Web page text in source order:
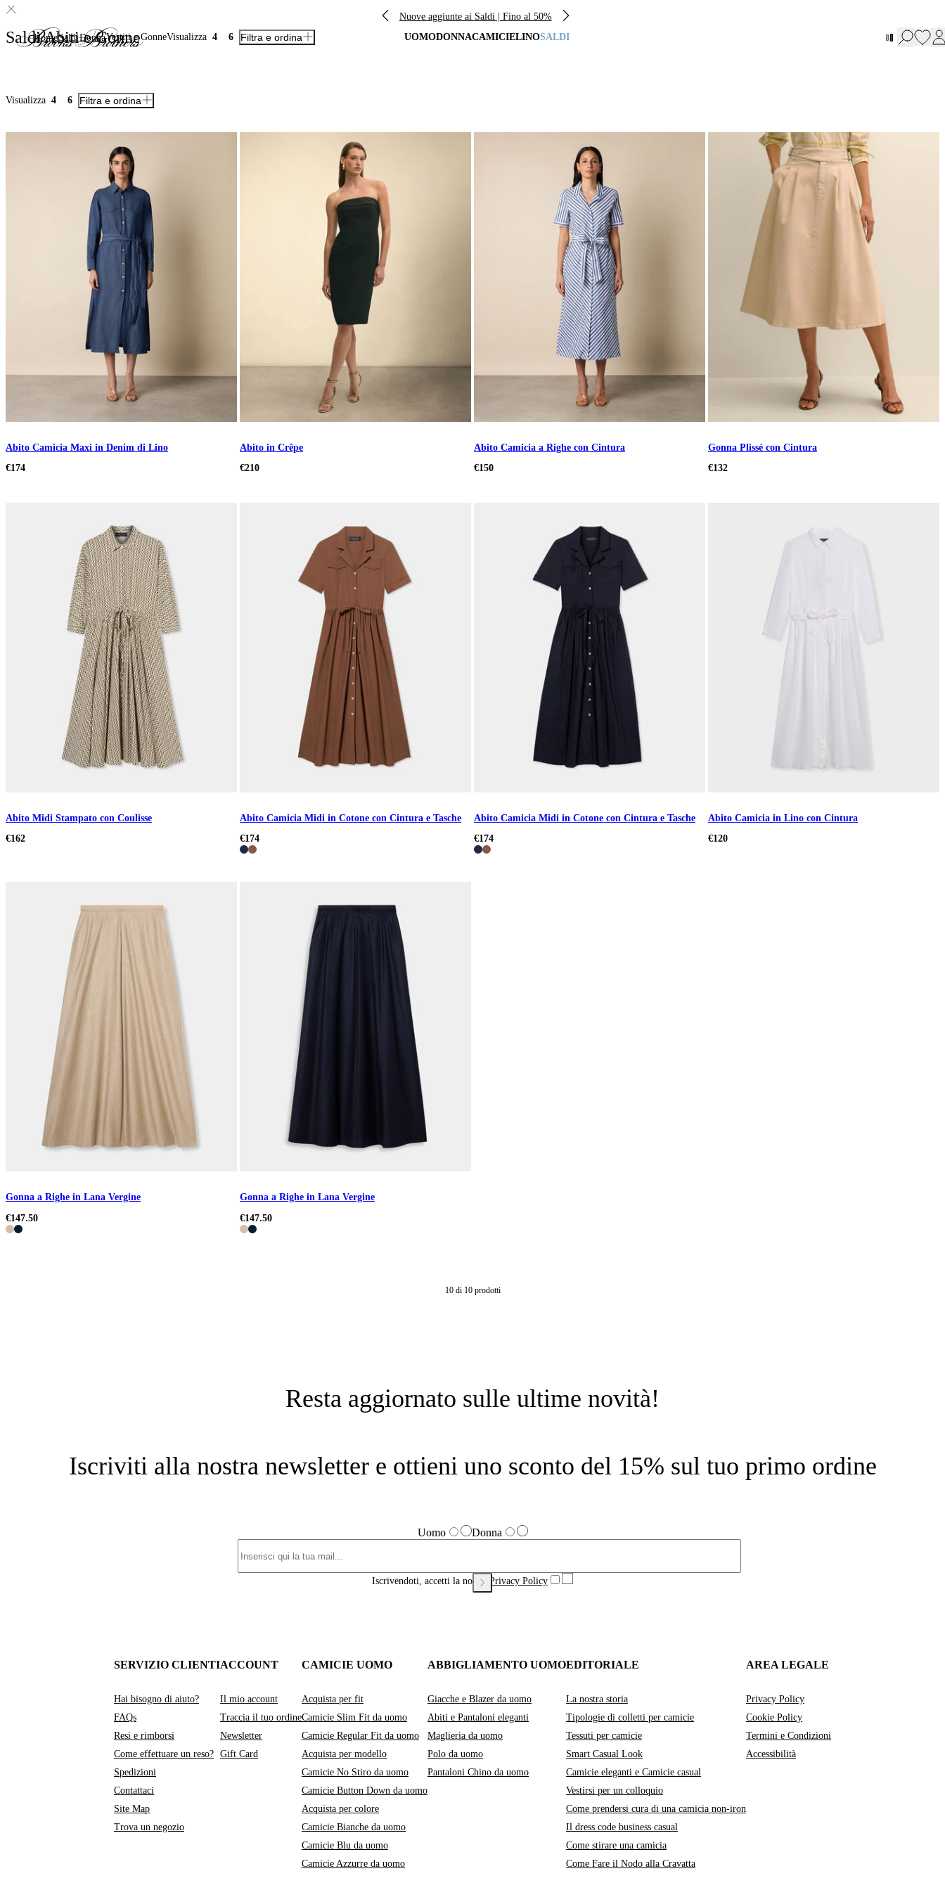
Nuove aggiunte ai Saldi | Fino al 50%
UOMODONNACAMICIELINOSALDI
HomeSaldiDonnaVestiti e GonneVisualizza 4 6 Filtra e ordina
Saldi Abiti e Gonne
Visualizza 4 6 Filtra e ordina
Abito Camicia Maxi in Denim di Lino
€174
Abito in Crêpe
€210
Abito Camicia a Righe con Cintura
€150
Gonna Plissé con Cintura
€132
Abito Midi Stampato con Coulisse
€162
Abito Camicia Midi in Cotone con Cintura e Tasche
€174
Abito Camicia Midi in Cotone con Cintura e Tasche
€174
Abito Camicia in Lino con Cintura
€120
Gonna a Righe in Lana Vergine
€147.50
Gonna a Righe in Lana Vergine
€147.50
10di 10prodotti
Resta aggiornato sulle ultime novità!
Iscriviti alla nostra newsletter e ottieni uno sconto del 15% sul tuo primo ordine
Uomo Donna
Iscrivendoti, accetti la nostra Privacy Policy
SERVIZIO CLIENTI
Hai bisogno di aiuto?
FAQs
Resi e rimborsi
Come effettuare un reso?
Spedizioni
Contattaci
Site Map
Trova un negozio
ACCOUNT
Il mio account
Traccia il tuo ordine
Newsletter
Gift Card
CAMICIE UOMO
Acquista per fit
Camicie Slim Fit da uomo
Camicie Regular Fit da uomo
Acquista per modello
Camicie No Stiro da uomo
Camicie Button Down da uomo
Acquista per colore
Camicie Bianche da uomo
Camicie Blu da uomo
Camicie Azzurre da uomo
ABBIGLIAMENTO UOMO
Giacche e Blazer da uomo
Abiti e Pantaloni eleganti
Maglieria da uomo
Polo da uomo
Pantaloni Chino da uomo
EDITORIALE
La nostra storia
Tipologie di colletti per camicie
Tessuti per camicie
Smart Casual Look
Camicie eleganti e Camicie casual
Vestirsi per un colloquio
Come prendersi cura di una camicia non-iron
Il dress code business casual
Come stirare una camicia
Come Fare il Nodo alla Cravatta
AREA LEGALE
Privacy Policy
Cookie Policy
Termini e Condizioni
Accessibilità